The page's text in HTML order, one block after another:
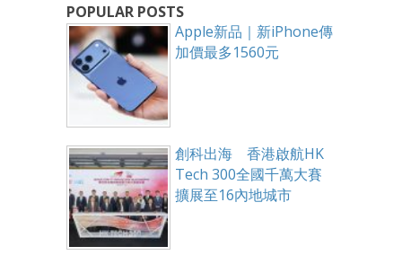
POPULAR POSTS
Apple新品｜新iPhone傳
加價最多1560元
創科出海 香港啟航HK
Tech 300全國千萬大賽
擴展至16內地城市